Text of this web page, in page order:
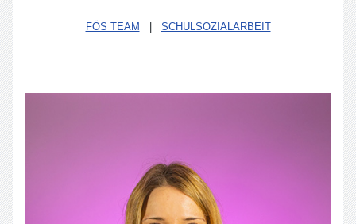
FÖS TEAM SCHULSOZIALARBEIT